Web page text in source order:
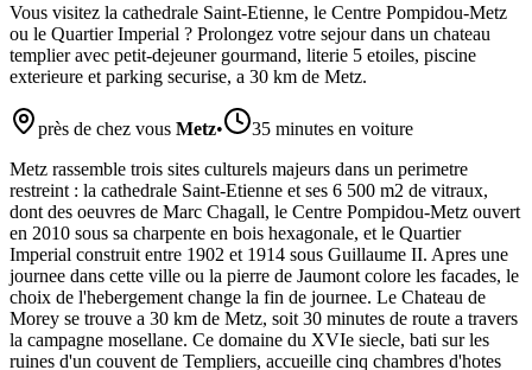
Vous visitez la cathedrale Saint-Etienne, le Centre Pompidou-Metz
ou le Quartier Imperial ? Prolongez votre sejour dans un chateau
templier avec petit-dejeuner gourmand, literie 5 etoiles, piscine
exterieure et parking securise, a 30 km de Metz.
près de chez vous Metz•
35 minutes en voiture
Metz rassemble trois sites culturels majeurs dans un perimetre
restreint : la cathedrale Saint-Etienne et ses 6 500 m2 de vitraux,
dont des oeuvres de Marc Chagall, le Centre Pompidou-Metz ouvert
en 2010 sous sa charpente en bois hexagonale, et le Quartier
Imperial construit entre 1902 et 1914 sous Guillaume II. Apres une
journee dans cette ville ou la pierre de Jaumont colore les facades, le
choix de l'hebergement change la fin de journee. Le Chateau de
Morey se trouve a 30 km de Metz, soit 30 minutes de route a travers
la campagne mosellane. Ce domaine du XVIe siecle, bati sur les
ruines d'un couvent de Templiers, accueille cinq chambres d'hotes